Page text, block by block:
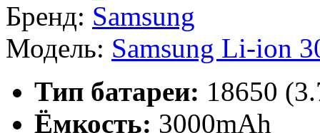
Бренд:
Модель: Samsung Li-ion
Тип батареи: 18650
Ёмкость: 3000mAh